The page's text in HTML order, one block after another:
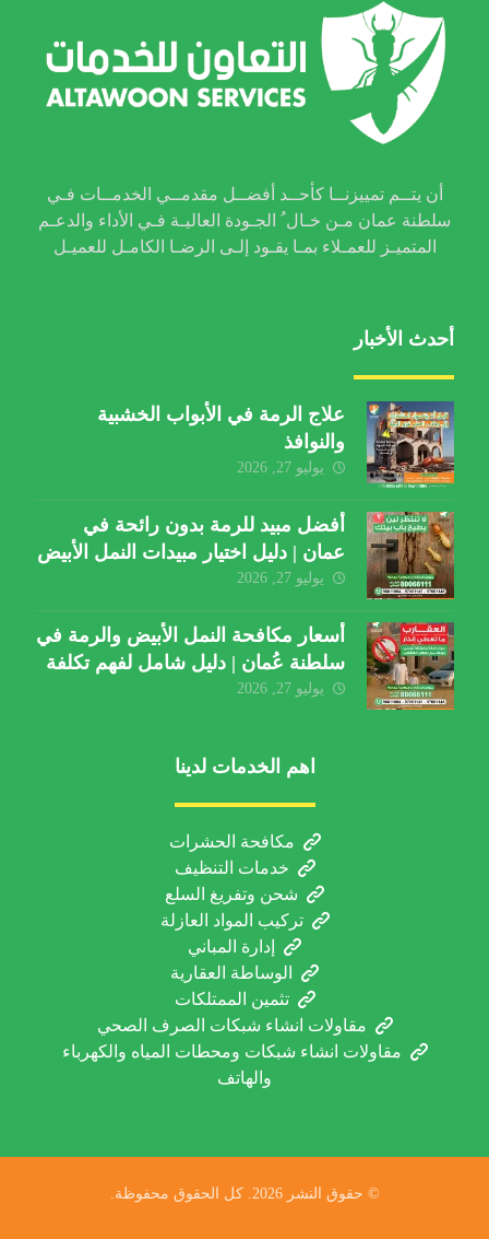
أن يتــم تمييزنــا كأحــد أفضــل مقدمــي الخدمــات فـي
سلطنة عمان مـن خـال ُ الجـودة العاليـة فـي الأداء والدعـم
المتميـز للعمـلاء بمـا يقـود إلـى الرضـا الكامـل للعميـل
أحدث الأخبار
علاج الرمة في الأبواب الخشبية
والنوافذ
يوليو 27, 2026
أفضل مبيد للرمة بدون رائحة في
عمان | دليل اختيار مبيدات النمل الأبيض
يوليو 27, 2026
أسعار مكافحة النمل الأبيض والرمة في
سلطنة عُمان | دليل شامل لفهم تكلفة
الخدمة والعوامل المؤثرة
يوليو 27, 2026
اهم الخدمات لدينا
مكافحة الحشرات
خدمات التنظيف
شحن وتفريغ السلع
تركيب المواد العازلة
إدارة المباني
الوساطة العقارية
تثمين الممتلكات
مقاولات انشاء شبكات الصرف الصحي
مقاولات انشاء شبكات ومحطات المياه والكهرباء
والهاتف
© حقوق النشر 2026. كل الحقوق محفوظة.